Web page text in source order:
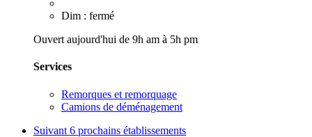
Dim : fermé
Ouvert aujourd'hui de 9h am à 5h pm
Services
Remorques et remorquage
Camions de déménagement
Suivant 6 prochains établissements